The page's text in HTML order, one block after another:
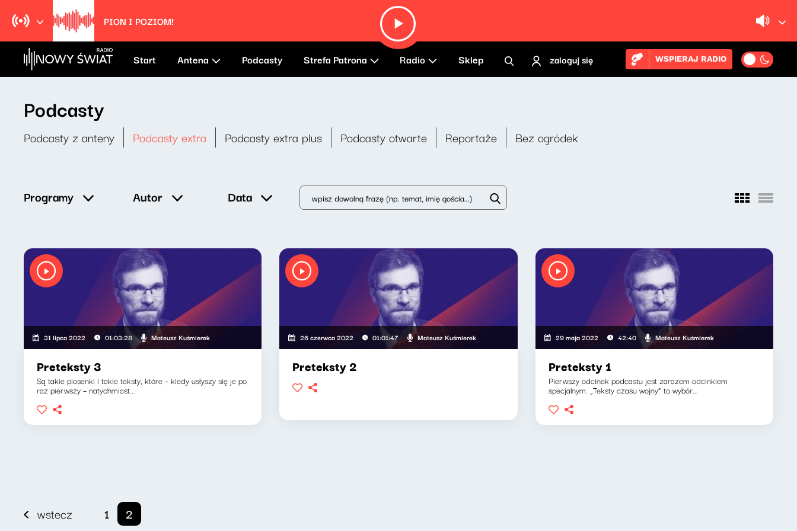
PION I POZIOM!
Start Antena Podcasty Strefa Patrona Radio Sklep zaloguj się WSPIERAJ RADIO
Podcasty
Podcasty z anteny Podcasty extra Podcasty extra plus Podcasty otwarte Reportaże Bez ogródek
Programy Autor Data
31 lipca 2022 01:03:28 Mateusz Kuśmierek
Preteksty 3
Są takie piosenki i takie teksty, które – kiedy usłyszy się je po
raz pierwszy – natychmiast...
26 czerwca 2022 01:01:47 Mateusz Kuśmierek
Preteksty 2
29 maja 2022 42:40 Mateusz Kuśmierek
Preteksty 1
Pierwszy odcinek podcastu jest zarazem odcinkiem
specjalnym. „Teksty czasu wojny” to wybór...
wstecz 1 2